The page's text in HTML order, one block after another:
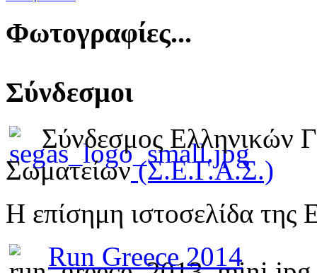
Φωτογραφίες...
Σύνδεσμοι
Σύνδεσμος Ελληνικών
Σωματείων (Σ.Ε.Γ.Α.Σ.)
Η επίσημη ιστοσελίδα της
Run Greece 2014